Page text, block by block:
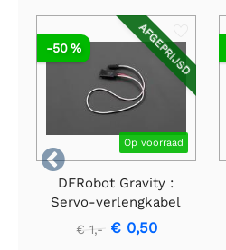

AFGEPRIJSD
Op voorraad
-50 %
DFRobot Gravity :
Servo-verlengkabel
300 mm
€ 1,- € 0,50